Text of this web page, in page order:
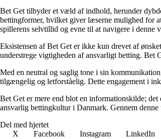
Bet Get tilbyder et væld af indhold, herunder
bettingformer, hvilket giver læserne mulighed for
spillerens selvtillid og evne til at navigere i denne
Eksistensen af Bet Get er ikke kun drevet af
understrege vigtigheden af ansvarligt betting. Bet
Med en neutral og saglig tone i sin
tilgængelig og letforståelig. Dette engagement i
Bet Get er mere end blot en informationskilde;
ansvarlig bettingkultur i Danmark. Gennem
Del med hjertet
X
Facebook Instagram LinkedIn